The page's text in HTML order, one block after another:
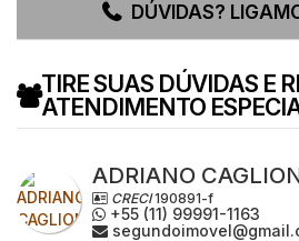
DÚVIDAS?
TIRE SUAS DÚVIDAS E
ATENDIMENTO
ADRIANO
CRECI190891-f
+55 (11) 99991-1163